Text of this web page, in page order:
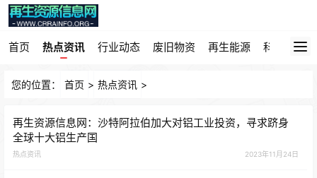
首页 热点资讯 行业动态 废旧物资 再生能源 科技园地
您的位置： 首页 > 热点资讯 >
再生资源信息网：沙特阿拉伯加大对铝工业投资，寻求跻身
全球十大铝生产国
热点资讯 2023年11月24日